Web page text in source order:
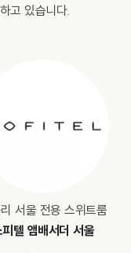
고 있습니다.
서울 전용 스위트룸
피텔 앰배서더 서울